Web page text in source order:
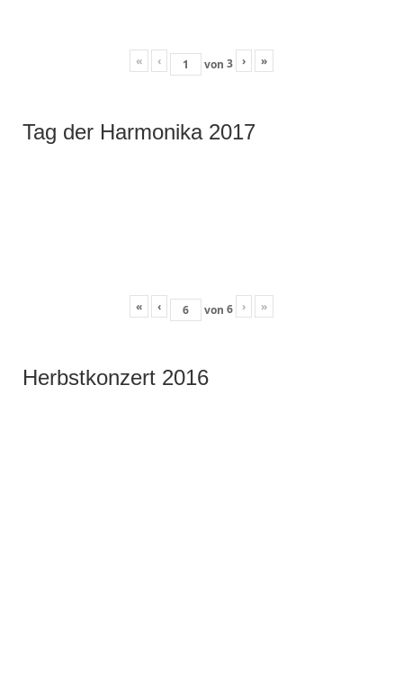
« ‹ von 3 › »
Tag der Harmonika 2017
« ‹ von 6 › »
Herbstkonzert 2016